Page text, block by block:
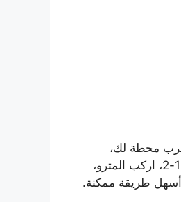
محطة لك،
استخدم حاسبة الوصول، اختر: محطة البوابة 5 أو محطة البوابة 3-4، أو محطة البوابة 1-2، اركب المترو،
طريقة ممكنة.